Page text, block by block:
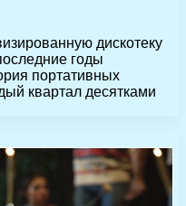
дискотеку
годы
портативных
квартал десятками